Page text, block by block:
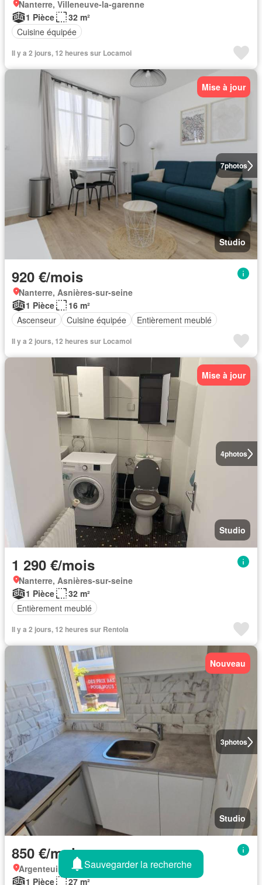
Nanterre, Villeneuve-la-garenne
1 Pièce
32 m²
Cuisine équipée
Il y a 2 jours, 12 heures sur Locamoi
7photos
Mise à jour
Studio
920 €/mois
Nanterre, Asnières-sur-seine
1 Pièce
16 m²
Ascenseur
Cuisine équipée Entièrement meublé
Il y a 2 jours, 12 heures sur Locamoi
4photos
Mise à jour
Studio
1 290 €/mois
Nanterre, Asnières-sur-seine
1 Pièce
32 m²
Entièrement meublé
Il y a 2 jours, 12 heures sur Rentola
3photos
Nouveau
Studio
850 €/mois
Argenteuil, Cormeilles-en-parisis
1 Pièce
27 m²
Sauvegarder la recherche